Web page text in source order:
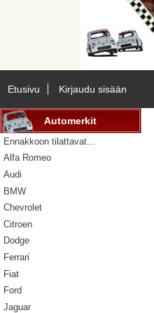
Etusivu Kirjaudu sisään
Automerkit
Ennakkoon tilattavat...
Alfa Romeo
Audi
BMW
Chevrolet
Citroen
Dodge
Ferrari
Fiat
Ford
Jaguar